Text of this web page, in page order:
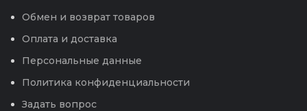
Обмен и возврат товаров
Оплата и доставка
Персональные данные
Политика конфиденциальности
Задать вопрос